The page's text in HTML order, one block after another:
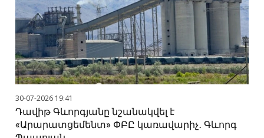
30-07-2026 19:41
Դավիթ Գևորգյանը նշանակվել է
«Արարատցեմենտ» ՓԲԸ կառավարիչ․ Գևորգ